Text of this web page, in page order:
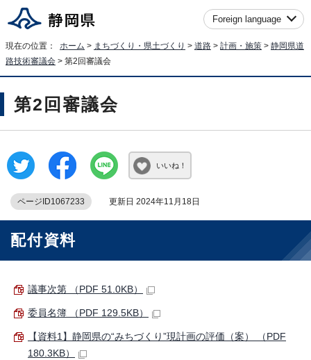
Foreign language
現在の位置： ホーム > まちづくり・県土づくり > 道路 > 計画・施策 > 静岡県道
路技術審議会 > 第2回審議会
第2回審議会
いいね！
ページID1067233 更新日 2024年11月18日
配付資料
議事次第 （PDF 51.0KB）
委員名簿 （PDF 129.5KB）
【資料1】静岡県の“みちづくり”現計画の評価（案） （PDF
180.3KB）